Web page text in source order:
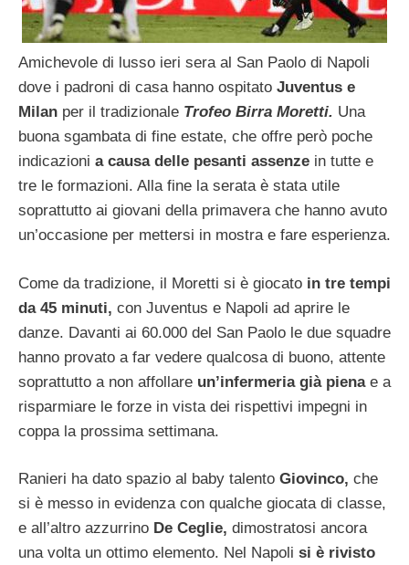
Amichevole di lusso ieri sera al San Paolo di Napoli
dove i padroni di casa hanno ospitato Juventus e
Milan per il tradizionale Trofeo Birra Moretti. Una
buona sgambata di fine estate, che offre però poche
indicazioni a causa delle pesanti assenze in tutte e
tre le formazioni. Alla fine la serata è stata utile
soprattutto ai giovani della primavera che hanno avuto
un’occasione per mettersi in mostra e fare esperienza.
Come da tradizione, il Moretti si è giocato in tre tempi
da 45 minuti, con Juventus e Napoli ad aprire le
danze. Davanti ai 60.000 del San Paolo le due squadre
hanno provato a far vedere qualcosa di buono, attente
soprattutto a non affollare un’infermeria già pienae a
risparmiare le forze in vista dei rispettivi impegni in
coppa la prossima settimana.
Ranieri ha dato spazio al baby talento Giovinco, che
si è messo in evidenza con qualche giocata di classe,
e all’altro azzurrino De Ceglie, dimostratosi ancora
una volta un ottimo elemento. Nel Napoli si è rivisto